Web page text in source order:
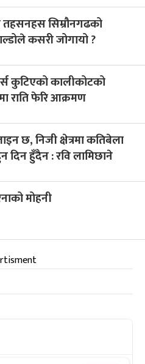
सिम्रौनगढको
कसरी जोगायो ?
कुटिएको कालीकोटको
राति फेरि आक्रमण
छ, निजी क्षेत्रमा कतिबेला
दिन हुँदैन : रवि लामिछाने
मोहनी